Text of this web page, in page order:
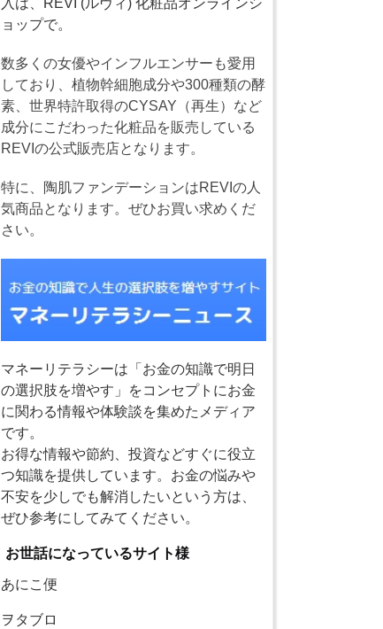
入は、REVI (ルヴィ) 化粧品オンラインシ
ョップで。
数多くの女優やインフルエンサーも愛用
しており、植物幹細胞成分や300種類の酵
素、世界特許取得のCYSAY（再生）など
成分にこだわった化粧品を販売している
REVIの公式販売店となります。
特に、陶肌ファンデーションはREVIの人
気商品となります。ぜひお買い求めくだ
さい。
マネーリテラシーは「お金の知識で明日
の選択肢を増やす」をコンセプトにお金
に関わる情報や体験談を集めたメディア
です。
お得な情報や節約、投資などすぐに役立
つ知識を提供しています。お金の悩みや
不安を少しでも解消したいという方は、
ぜひ参考にしてみてください。
お世話になっているサイト様
あにこ便
ヲタブロ